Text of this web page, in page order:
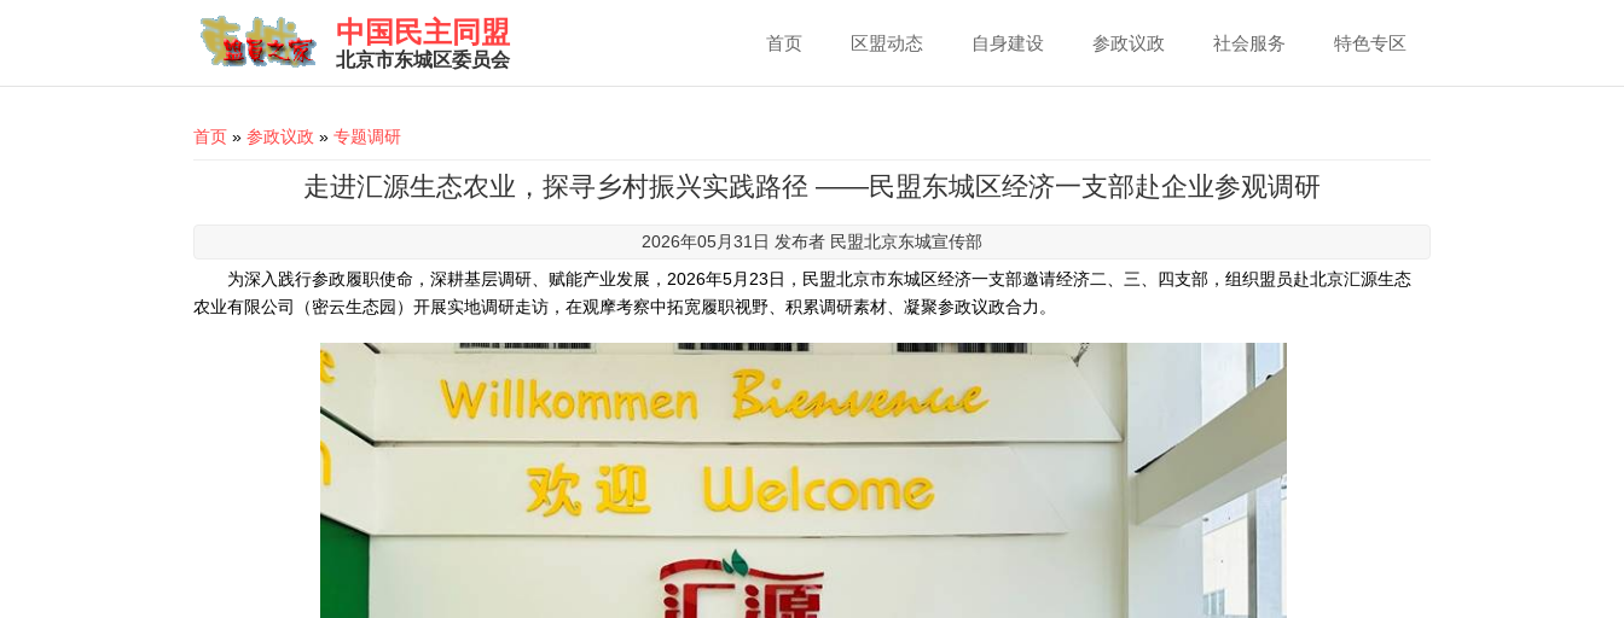
中国民主同盟
北京市东城区委员会
首页 区盟动态 自身建设 参政议政 社会服务 特色专区
You are here
首页 » 参政议政 » 专题调研
走进汇源生态农业，探寻乡村振兴实践路径 ——民盟东城区经济一支部赴企业参观调研
2026年05月31日 发布者 民盟北京东城宣传部
为深入践行参政履职使命，深耕基层调研、赋能产业发展，2026年5月23日，民盟北京市东城区经济一支部邀请经济二、三、四支部，组织盟员赴北京汇源生态
农业有限公司（密云生态园）开展实地调研走访，在观摩考察中拓宽履职视野、积累调研素材、凝聚参政议政合力。